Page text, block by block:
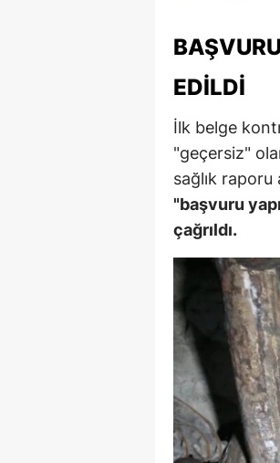
EDILDI
İlk belge
"geçersiz"
sağlık
"başvuru
çağrıldı.